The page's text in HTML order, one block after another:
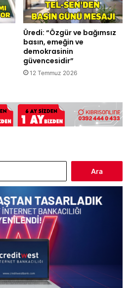
Üredi: “Özgür ve bağımsız
basın, emeğin ve
demokrasinin
güvencesidir”
12 Temmuz 2026